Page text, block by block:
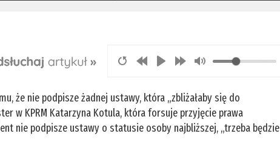
że nie podpisze żadnej ustawy, która „zbliżałaby się do
w KPRM Katarzyna Kotula, która forsuje przyjęcie prawa
nie podpisze ustawy o statusie osoby najbliższej, „trzeba będzie